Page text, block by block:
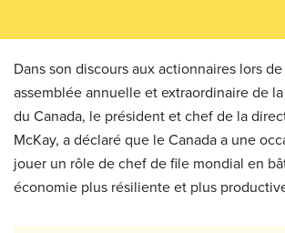
Dans son discours aux actionnaires lors de
assemblée annuelle et extraordinaire de
du Canada, le président et chef de la
McKay, a déclaré que le Canada a une
jouer un rôle de chef de file mondial en
économie plus résiliente et plus